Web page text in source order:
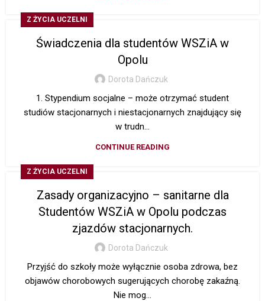
Z ŻYCIA UCZELNI
Świadczenia dla studentów WSZiA w
Opolu
Dorota Dańczuk
1. Stypendium socjalne – może otrzymać student
studiów stacjonarnych i niestacjonarnych znajdujący się
w trudn...
CONTINUE READING
Z ŻYCIA UCZELNI
Zasady organizacyjno – sanitarne dla
Studentów WSZiA w Opolu podczas
zjazdów stacjonarnych.
Dorota Dańczuk
Przyjść do szkoły może wyłącznie osoba zdrowa, bez
objawów chorobowych sugerujących chorobę zakaźną.
Nie mog...